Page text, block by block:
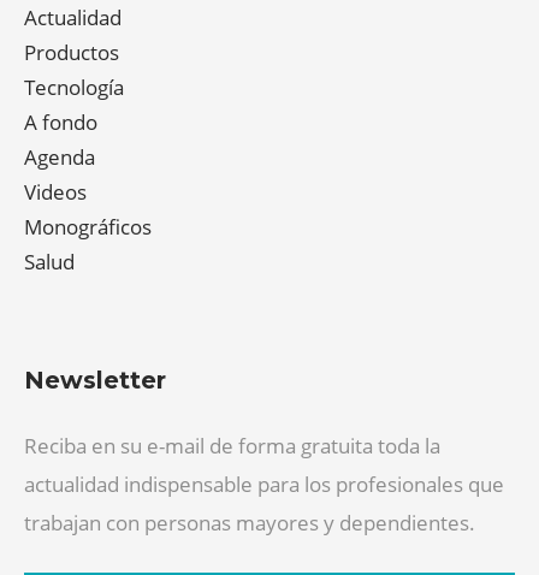
Actualidad
Productos
Tecnología
A fondo
Agenda
Videos
Monográficos
Salud
Newsletter
Reciba en su e-mail de forma gratuita toda la
actualidad indispensable para los profesionales que
trabajan con personas mayores y dependientes.